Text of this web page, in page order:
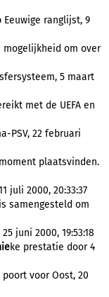
Eeuwige ranglijst, 9
mogelijkheid om over
5 maart
met de UEFA en
PSV, 22 februari
plaatsvinden.
juli 2000, 20:33:37
is samengesteld om
juni 2000, 19:53:18
ke prestatie door 4
voor Oost, 20